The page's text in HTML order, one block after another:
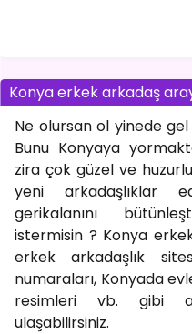
Konya erkek arkadaş
Ne olursan ol yinede
Bunu Konyaya
zira çok güzel ve
yeni arkadaşlıklar
gerikalanını
istermisin ? Konya
erkek arkadaşlık
numaraları, Konyada
resimleri vb. gibi
ulaşabilirsiniz.